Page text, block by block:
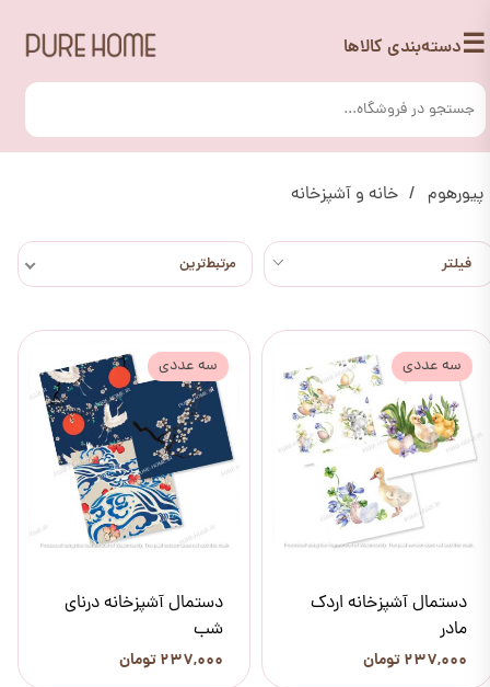
☰دسته‌بندی کالاها
پیورهوم خانه و آشپزخانه
مرتبط‌ترین
دستمال آشپزخانه اردک
مادر
۲۳۷,۰۰۰ تومان
سه عددی
دستمال آشپزخانه درنای
شب
۲۳۷,۰۰۰ تومان
سه عددی